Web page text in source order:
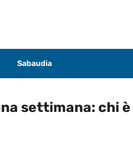
Sabaudia
settimana: chi è